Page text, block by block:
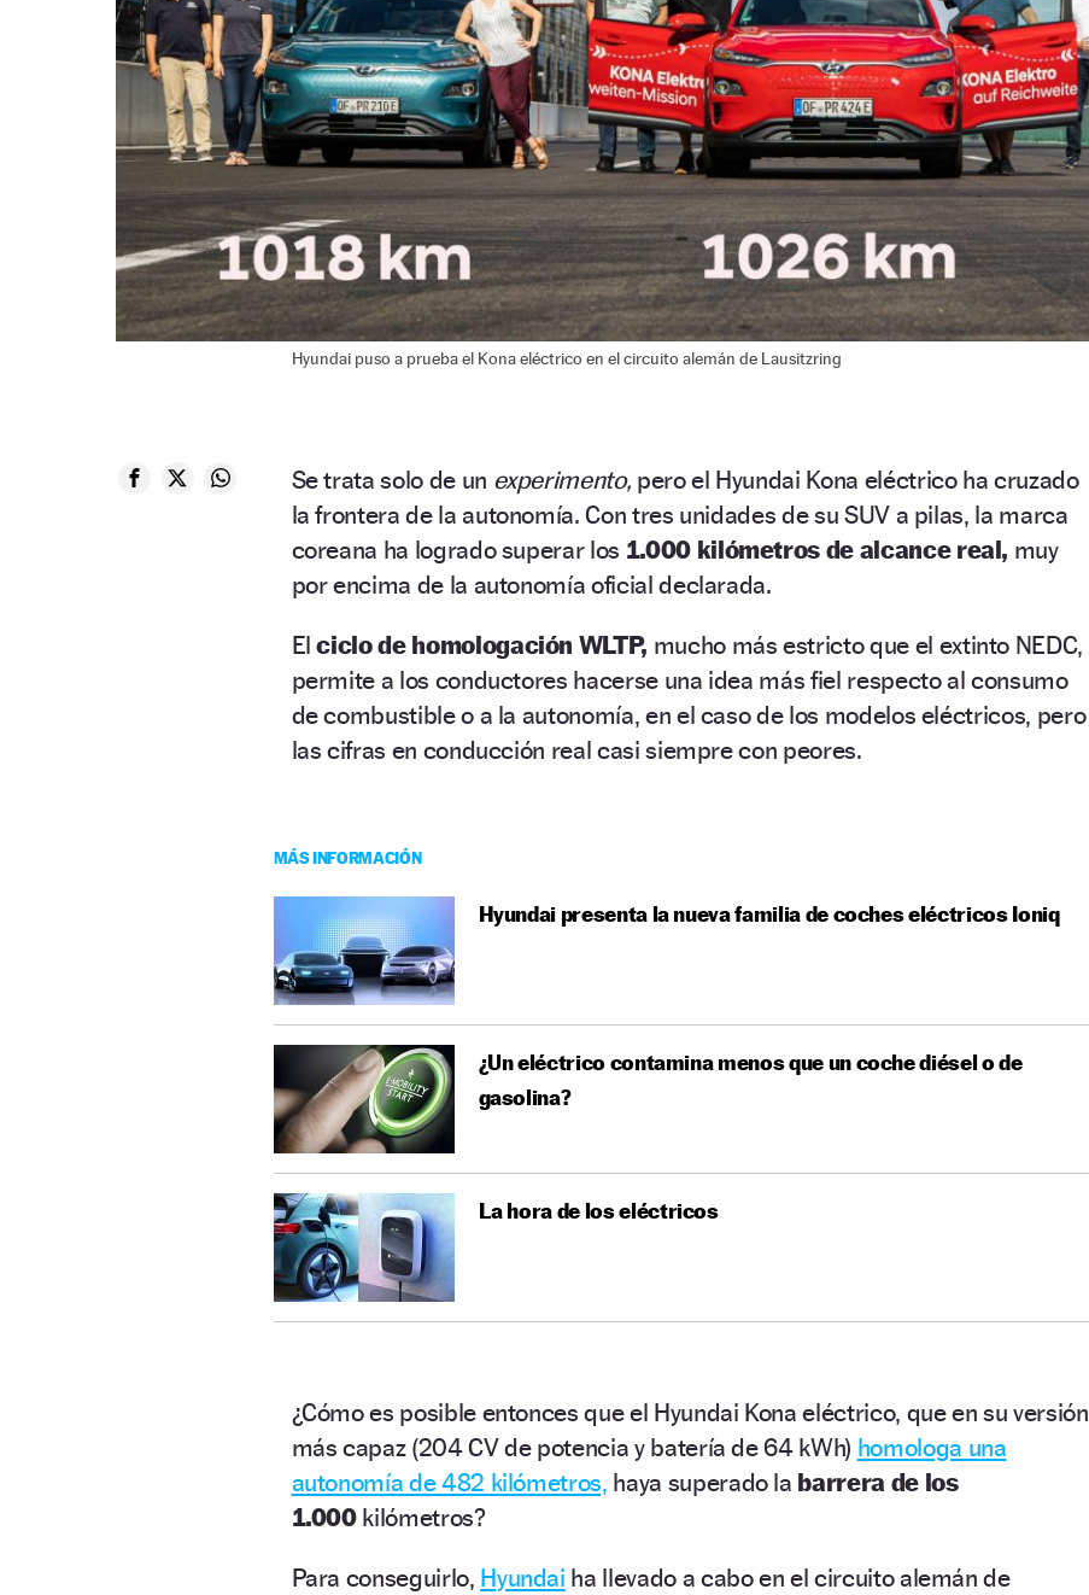
Hyundai puso a prueba el Kona eléctrico en el circuito alemán de Lausitzring
Se trata solo de un experimento, pero el Hyundai Kona eléctrico ha cruzado
la frontera de la autonomía. Con tres unidades de su SUV a pilas, la marca
coreana ha logrado superar los 1.000 kilómetros de alcance real, muy
por encima de la autonomía oficial declarada.
Elciclo de homologación WLTP, mucho más estricto que el extinto NEDC,
permite a los conductores hacerse una idea más fiel respecto al consumo
de combustible o a la autonomía, en el caso de los modelos eléctricos, pero
las cifras en conducción real casi siempre con peores.
MÁS INFORMACIÓN
Hyundai presenta la nueva familia de coches eléctricos Ioniq
¿Un eléctrico contamina menos que un coche diésel o de
gasolina?
La hora de los eléctricos
¿Cómo es posible entonces que el Hyundai Kona eléctrico, que en su versión
más capaz (204 CV de potencia y batería de 64 kWh) homologa una
autonomía de 482 kilómetros, haya superado la barrera de los
1.000kilómetros?
Para conseguirlo, Hyundai ha llevado a cabo en el circuito alemán de